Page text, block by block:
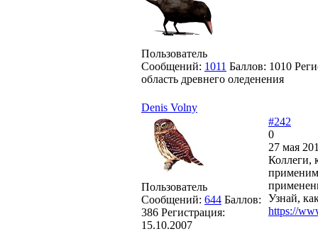
Пользователь
Сообщений: 1011 Баллов: 1010
область древнего оледенения
Denis Volny
Пользователь
Сообщений: 644 Баллов:
386 Регистрация:
15.10.2007
#242
0
27 мая
Коллеги,
применим
Узнай,
https://